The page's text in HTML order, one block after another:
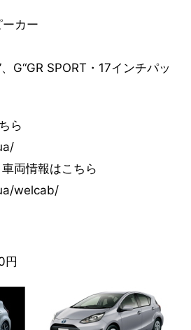
カー
G“GR SPORT・17インチパッ
ら
両情報はこちら
welcab/
円